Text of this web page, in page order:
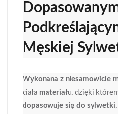
Dopasowanym
Męskiej
Wykonana z niesamowicie
ciała materiału, dzięki
dopasowuje się do sylwetki